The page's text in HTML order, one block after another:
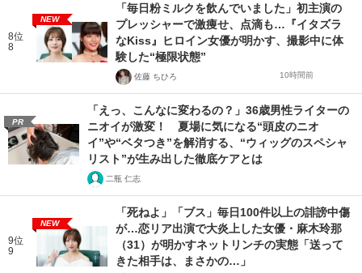
8位
8
NEW
「毎日粉ミルクを飲んでいました」初主演の
プレッシャーで激痩せ、点滴も…『イタズラ
なKiss』ヒロイン女優が明かす、撮影中に体
験した“極限状態”
佐藤 ちひろ 10時間前
PR
「えっ、こんなに変わるの？」36歳男性ライターの
ニオイが激変！ 夏場に気になる“頭皮のニオ
イ”や“ベタつき”を解消する、“ウィッグのスペシャ
リスト”が生み出した徹底ケアとは
二瓶 仁志
9位
9
NEW
「死ねよ」「ブス」毎日100件以上の誹謗中傷
が…恋リア出演で大炎上した女優・麻木玲那
（31）が明かすネットリンチの実態「送って
きた相手は、まさかの…」